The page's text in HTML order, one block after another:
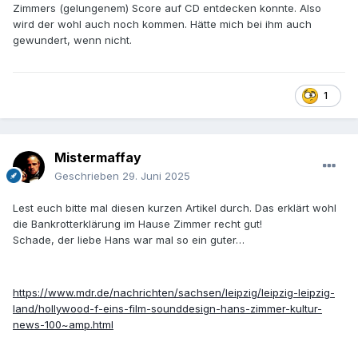
Zimmers (gelungenem) Score auf CD entdecken konnte. Also
wird der wohl auch noch kommen. Hätte mich bei ihm auch
gewundert, wenn nicht.
1
Mistermaffay
Geschrieben 29. Juni 2025
Lest euch bitte mal diesen kurzen Artikel durch. Das erklärt wohl
die Bankrotterklärung im Hause Zimmer recht gut!
Schade, der liebe Hans war mal so ein guter…
https://www.mdr.de/nachrichten/sachsen/leipzig/leipzig-leipzig-
land/hollywood-f-eins-film-sounddesign-hans-zimmer-kultur-
news-100~amp.html